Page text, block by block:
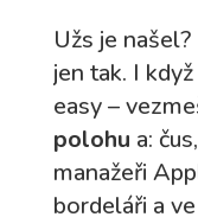
Užs je našel?
jen tak. I
easy –
polohu a:
manažeři
bordeláři a